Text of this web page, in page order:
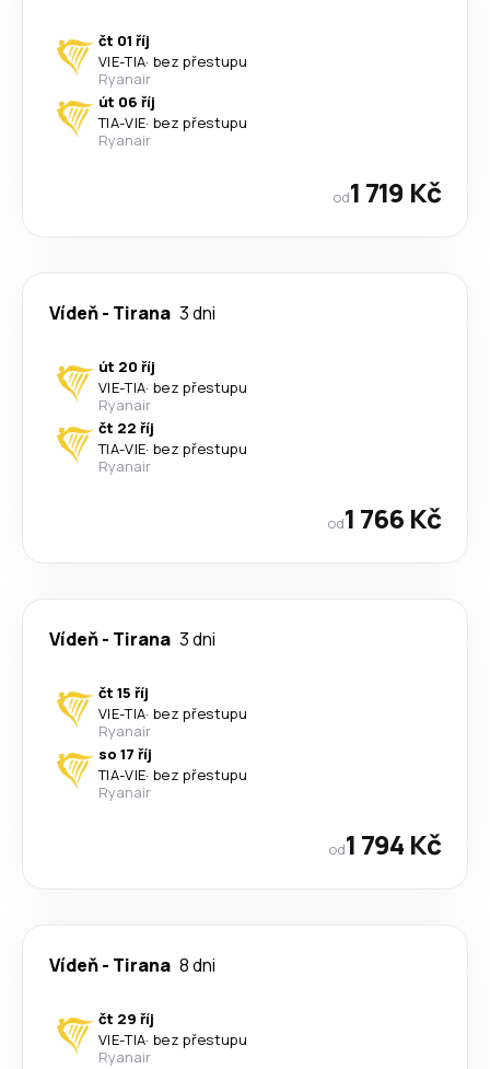
čt 01 říj
VIE-TIA· bez přestupu
Ryanair
út 06 říj
TIA-VIE· bez přestupu
Ryanair
od1 719 Kč
Vídeň- Tirana 3 dni
út 20 říj
VIE-TIA· bez přestupu
Ryanair
čt 22 říj
TIA-VIE· bez přestupu
Ryanair
od1 766 Kč
Vídeň- Tirana 3 dni
čt 15 říj
VIE-TIA· bez přestupu
Ryanair
so 17 říj
TIA-VIE· bez přestupu
Ryanair
od1 794 Kč
Vídeň- Tirana 8 dni
čt 29 říj
VIE-TIA· bez přestupu
Ryanair